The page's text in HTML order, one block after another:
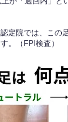
定院では、この
。（FPI検査）​